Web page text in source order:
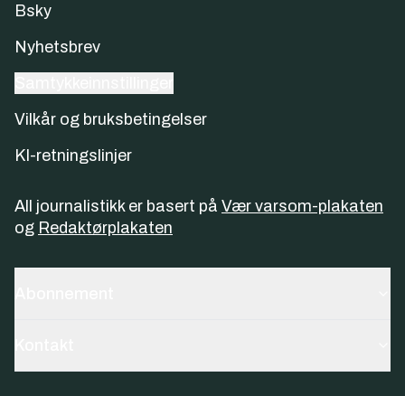
Bsky
Nyhetsbrev
Vilkår og bruksbetingelser
KI-retningslinjer
All journalistikk er basert på Vær varsom-plakaten
og Redaktørplakaten